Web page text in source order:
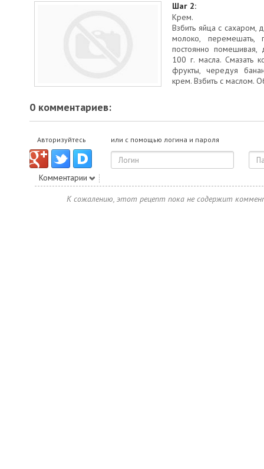
Шаг 2:
Крем.
Взбить яйца с сахаром,
молоко, перемешать,
постоянно помешивая,
100 г. масла. Смазать
фрукты, чередуя
крем. Взбить с маслом.
0 комментариев:
Авторизуйтесь или с помощью логина и пароля
Комментарии
К сожалению, этот рецепт пока не содержит